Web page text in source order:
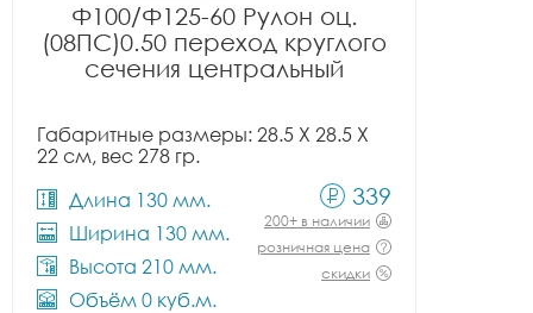
Ф100/Ф125-60 Рулон оц.
(08ПС)0.50 переход круглого
сечения центральный
Габаритные размеры: 28.5 X 28.5 X
22 см, вес 278 гр.
Длина 130 мм.
Ширина 130 мм.
Высота 210 мм.
Объём 0 куб.м.
339
200+ в наличии
розничная цена
скидки